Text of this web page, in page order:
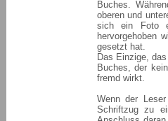
Buches.
oberen und
sich ein Foto
hervorgehoben
gesetzt hat.
Das Einzige,
Buches, der
fremd wirkt.
Wenn der
Schriftzug zu